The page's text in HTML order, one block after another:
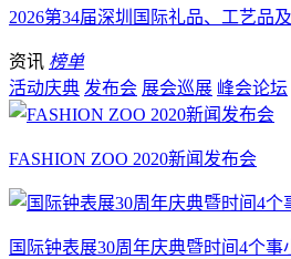
2026第34届深圳国际礼品、工艺品
资讯 榜单
活动庆典 发布会 展会巡展 峰会论坛
FASHION ZOO 2020新闻发布会
国际钟表展30周年庆典暨时间4个事